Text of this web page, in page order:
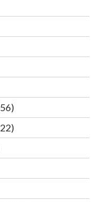
5656
Produkte
2222
Produkte